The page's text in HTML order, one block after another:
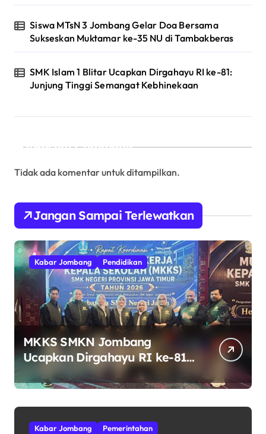
Siswa MTsN 3 Jombang Gelar Doa Bersama
Sukseskan Muktamar ke-35 NU di Tambakberas
SMK Islam 1 Blitar Ucapkan Dirgahayu RI ke-81:
Junjung Tinggi Semangat Kebhinekaan
Recent Comments
Tidak ada komentar untuk ditampilkan.
Jangan Sampai Terlewatkan
Kabar Jombang Pendidikan
MKKS SMKN Jombang
Ucapkan Dirgahayu RI ke-81
Indonesia Berdaulat, Adil, dan
Makmur
Kabar Jombang Pemerintahan